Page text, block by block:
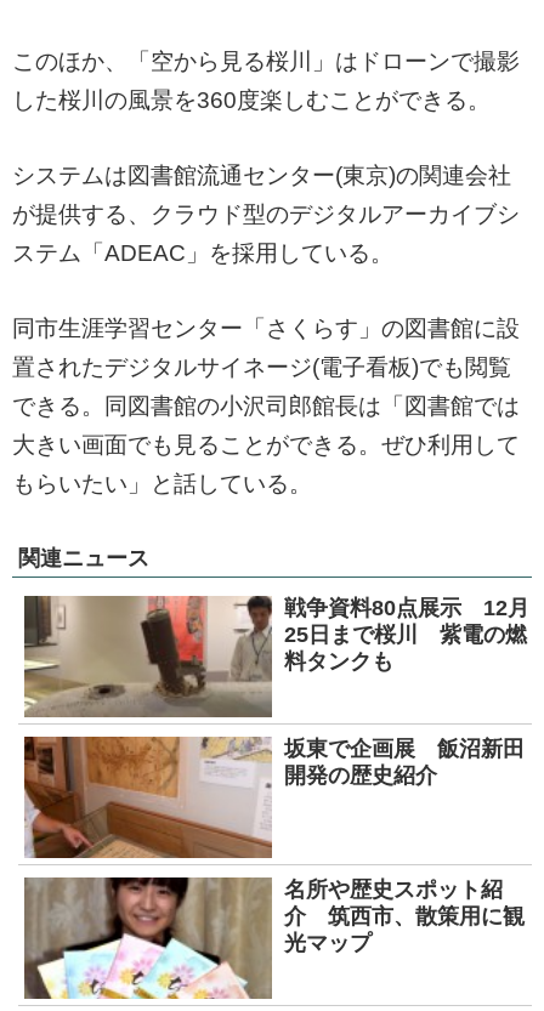
このほか、「空から見る桜川」はドローンで撮影
した桜川の風景を360度楽しむことができる。
システムは図書館流通センター(東京)の関連会社
が提供する、クラウド型のデジタルアーカイブシ
ステム「ADEAC」を採用している。
同市生涯学習センター「さくらす」の図書館に設
置されたデジタルサイネージ(電子看板)でも閲覧
できる。同図書館の小沢司郎館長は「図書館では
大きい画面でも見ることができる。ぜひ利用して
もらいたい」と話している。
関連ニュース
戦争資料80点展示 12月
25日まで桜川 紫電の燃
料タンクも
坂東で企画展 飯沼新田
開発の歴史紹介
名所や歴史スポット紹
介 筑西市、散策用に観
光マップ